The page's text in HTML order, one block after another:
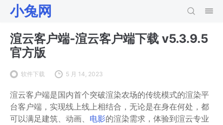
小兔网
渲云客户端-渲云客户端下载 v5.3.9.5
官方版
软件下载 5 月 14, 2023
渲云客户端是国内首个突破渲染农场的传统模式的渲染平
台客户端，实现线上线上相结合，无论是在身在何处，都
可以满足建筑、动画、 电影的渲染需求，体验到渲云专业